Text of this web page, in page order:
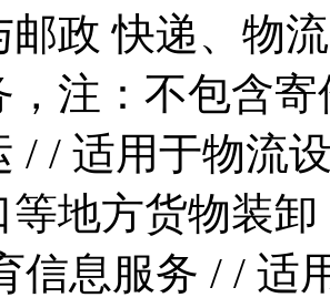
邮政 快递、物流
，注：不包含
/ / 适用于物流
等地方货物装卸
信息服务 / / 适